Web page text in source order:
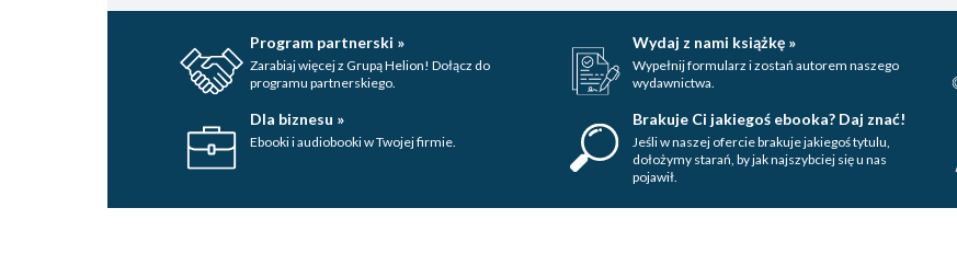
Program partnerski »
Zarabiaj więcej z Grupą Helion! Dołącz do
programu partnerskiego.
Wydaj z nami książkę »
Wypełnij formularz i zostań autorem naszego
wydawnictwa.
Dla biznesu »
Ebooki i audiobooki w Twojej firmie.
Brakuje Ci jakiegoś ebooka? Daj znać!
Jeśli w naszej ofercie brakuje jakiegoś tytulu,
dołożymy starań, by jak najszybciej się u nas
pojawił.